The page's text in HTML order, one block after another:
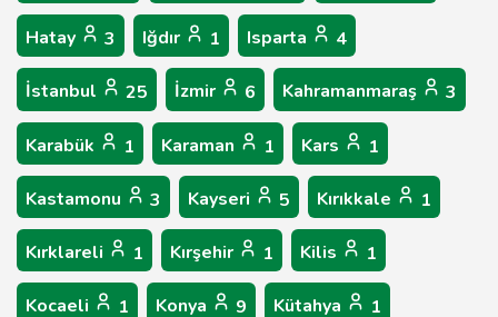
Hatay 3 Iğdır 1 Isparta 4
İstanbul 25 İzmir 6 Kahramanmaraş 3
Karabük 1 Karaman 1 Kars 1
Kastamonu 3 Kayseri 5 Kırıkkale 1
Kırklareli 1 Kırşehir 1 Kilis 1
Kocaeli 1 Konya 9 Kütahya 1